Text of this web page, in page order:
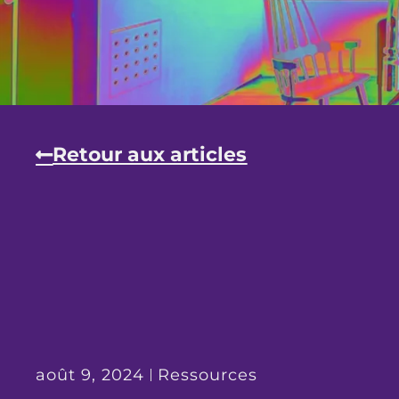
Retour aux articles
août 9, 2024 Ressources